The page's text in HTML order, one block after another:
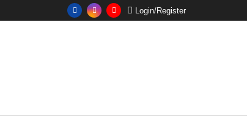
Login/Register